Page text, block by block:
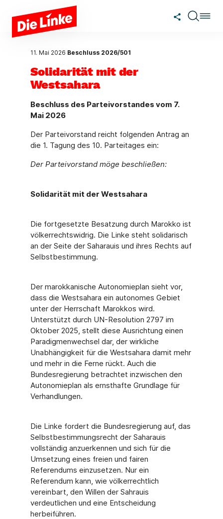
Zum Hauptinhalt springen
11. Mai 2026 Beschluss 2026/501
Solidarität mit der
Westsahara
Beschluss des Parteivorstandes vom 7.
Mai 2026
Der Parteivorstand reicht folgenden Antrag an
die 1. Tagung des 10. Parteitages ein:
Der Parteivorstand möge beschließen:
Solidarität mit der Westsahara
Die fortgesetzte Besatzung durch Marokko ist
völkerrechtswidrig. Die Linke steht solidarisch
an der Seite der Saharauis und ihres Rechts auf
Selbstbestimmung.
Der marokkanische Autonomieplan sieht vor,
dass die Westsahara ein autonomes Gebiet
unter der Herrschaft Marokkos wird.
Unterstützt durch UN-Resolution 2797 im
Oktober 2025, stellt diese Ausrichtung einen
Paradigmenwechsel dar, der wirkliche
Unabhängigkeit für die Westsahara damit mehr
und mehr in die Ferne rückt. Auch die
Bundesregierung betrachtet inzwischen den
Autonomieplan als ernsthafte Grundlage für
Verhandlungen.
Die Linke fordert die Bundesregierung auf, das
Selbstbestimmungsrecht der Saharauis
vollständig anzuerkennen und sich für die
Umsetzung eines freien und fairen
Referendums einzusetzen. Nur ein
Referendum kann, wie völkerrechtlich
vereinbart, den Willen der Sahrauis
verdeutlichen und eine Entscheidung
herbeiführen.